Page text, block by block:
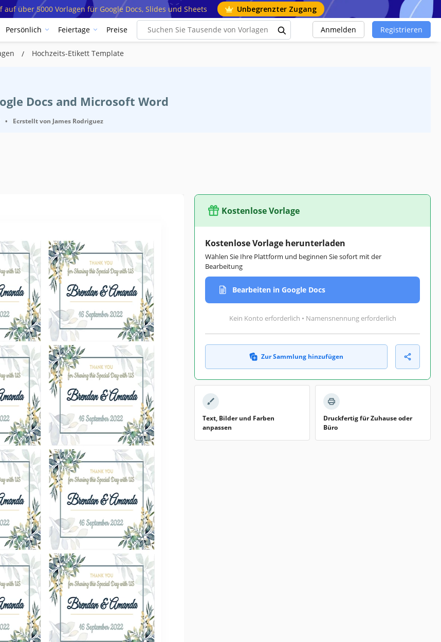
über 5000 Vorlagen für Google Docs, Slides und Sheets Unbegrenzter Zugang
Persönlich Feiertage Preise Anmelden Registrieren
Hochzeits-Etikett Template
Docs and Microsoft Word
• Ecrstellt von James Rodriguez
Kostenlose Vorlage
Kostenlose Vorlage herunterladen
Wählen Sie Ihre Plattform und beginnen Sie sofort mit der
Bearbeitung
Bearbeiten in Google Docs
Kein Konto erforderlich • Namensnennung erforderlich
Zur Sammlung hinzufügen
Text, Bilder und Farben
anpassen
Druckfertig für Zuhause oder
Büro